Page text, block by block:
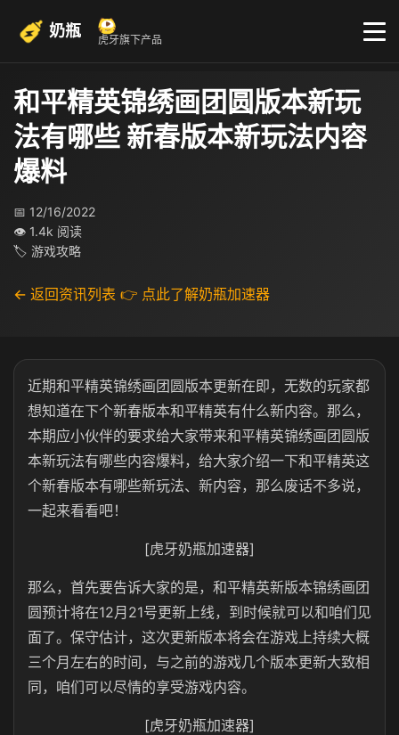
奶瓶 虎牙旗下产品
和平精英锦绣画团圆版本新玩
法有哪些 新春版本新玩法内容
爆料
📅 12/16/2022
👁 1.4k 阅读
🏷 游戏攻略
← 返回资讯列表 👉 点此了解奶瓶加速器
近期和平精英锦绣画团圆版本更新在即，无数的玩家都
想知道在下个新春版本和平精英有什么新内容。那么，
本期应小伙伴的要求给大家带来和平精英锦绣画团圆版
本新玩法有哪些内容爆料，给大家介绍一下和平精英这
个新春版本有哪些新玩法、新内容，那么废话不多说，
一起来看看吧！
[虎牙奶瓶加速器]
那么，首先要告诉大家的是，和平精英新版本锦绣画团
圆预计将在12月21号更新上线，到时候就可以和咱们见
面了。保守估计，这次更新版本将会在游戏上持续大概
三个月左右的时间，与之前的游戏几个版本更新大致相
同，咱们可以尽情的享受游戏内容。
[虎牙奶瓶加速器]